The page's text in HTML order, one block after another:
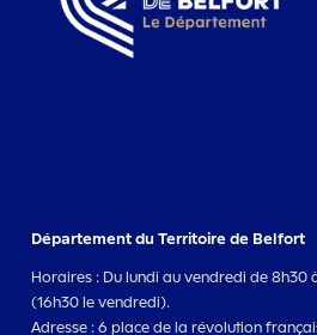
Département du Territoire de Belfort
Horaires : Du lundi au vendredi de 8h30
(16h30 le vendredi).
Adresse : 6 place de la révolution